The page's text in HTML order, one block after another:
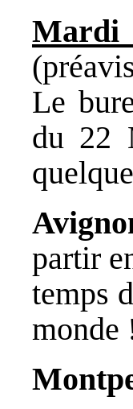
Mardi
Le
du 22
partir
temps
monde